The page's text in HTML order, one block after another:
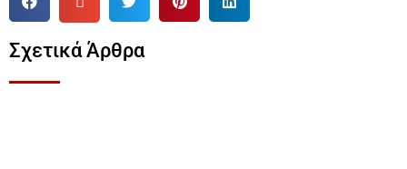
Σχετικά Άρθρα